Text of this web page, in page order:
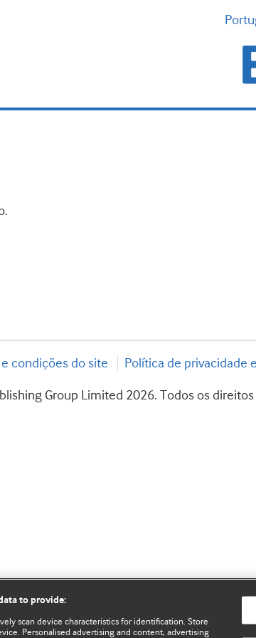
condições do site Política de privacidade
Group Limited 2026. Todos os
to provide:
scan device characteristics for identification. Store
Personalised advertising and content, advertising